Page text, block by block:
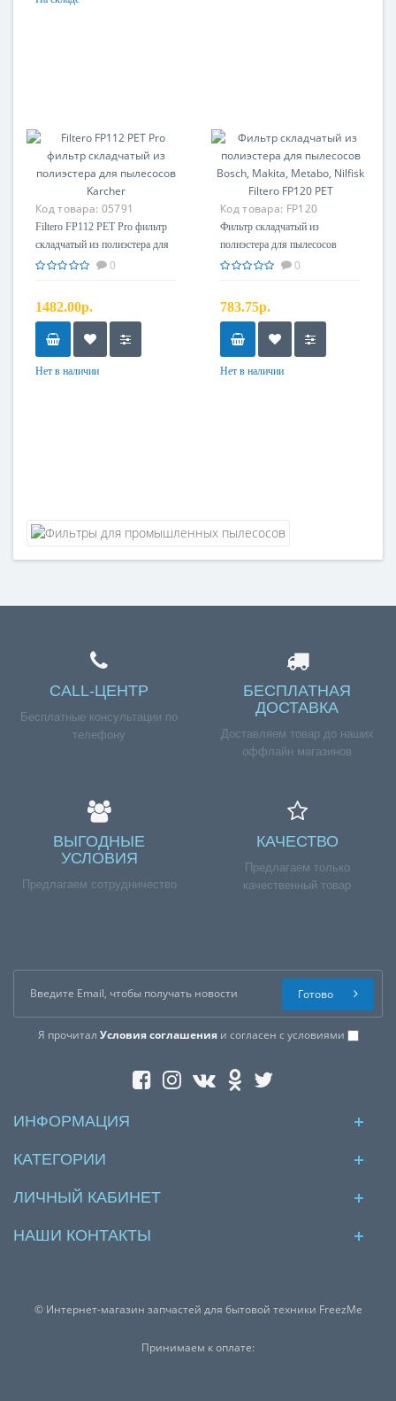
Код товара: 05791
Filtero FP112 PET Pro фильтр
складчатый из полиэстера для
пылесосов Karcher
0
1482.00р.
Нет в наличии
Код товара: FP120
Фильтр складчатый из
полиэстера для пылесосов
Bosch, Makita, Metabo, Nilfisk
0
783.75р.
Нет в наличии
CALL-ЦЕНТР
Бесплатные консультации по
телефону
БЕСПЛАТНАЯ
ДОСТАВКА
Доставляем товар до наших
оффлайн магазинов
ВЫГОДНЫЕ
УСЛОВИЯ
Предлагаем сотрудничество
КАЧЕСТВО
Предлагаем только
качественный товар
Я прочитал Условия соглашенияи согласен с условиями
Готово
ИНФОРМАЦИЯ
КАТЕГОРИИ
ЛИЧНЫЙ КАБИНЕТ
НАШИ КОНТАКТЫ
© Интернет-магазин запчастей для бытовой техники FreezMe
Принимаем к оплате: